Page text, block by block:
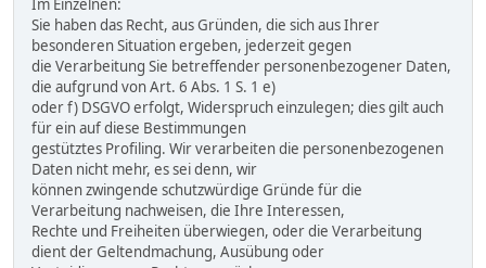
Im Einzelnen:
Sie haben das Recht, aus Gründen, die sich aus Ihrer
besonderen Situation ergeben, jederzeit gegen
die Verarbeitung Sie betreffender personenbezogener Daten,
die aufgrund von Art. 6 Abs. 1 S. 1 e)
oder f) DSGVO erfolgt, Widerspruch einzulegen; dies gilt auch
für ein auf diese Bestimmungen
gestütztes Profiling. Wir verarbeiten die personenbezogenen
Daten nicht mehr, es sei denn, wir
können zwingende schutzwürdige Gründe für die
Verarbeitung nachweisen, die Ihre Interessen,
Rechte und Freiheiten überwiegen, oder die Verarbeitung
dient der Geltendmachung, Ausübung oder